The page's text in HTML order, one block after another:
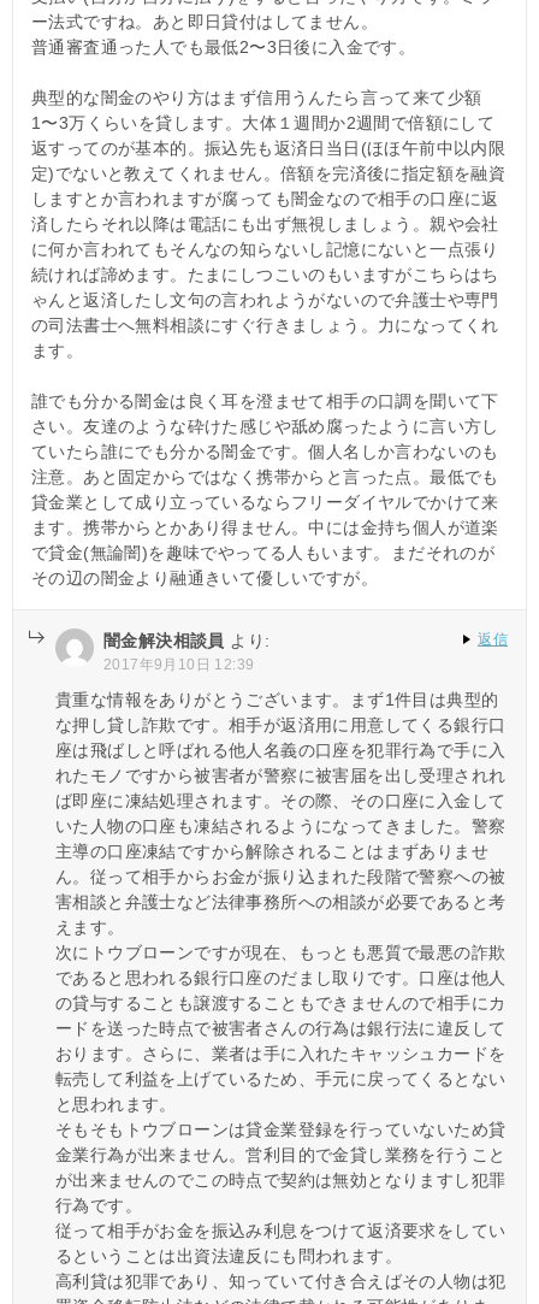
ー法式ですね。あと即日貸付はしてません。
普通審査通った人でも最低2〜3日後に入金です。
典型的な闇金のやり方はまず信用うんたら言って来て少額
1〜3万くらいを貸します。大体１週間か2週間で倍額にして
返すってのが基本的。振込先も返済日当日(ほほ午前中以内限
定)でないと教えてくれません。倍額を完済後に指定額を融資
しますとか言われますが腐っても闇金なので相手の口座に返
済したらそれ以降は電話にも出ず無視しましょう。親や会社
に何か言われてもそんなの知らないし記憶にないと一点張り
続ければ諦めます。たまにしつこいのもいますがこちらはち
ゃんと返済したし文句の言われようがないので弁護士や専門
の司法書士へ無料相談にすぐ行きましょう。力になってくれ
ます。
誰でも分かる闇金は良く耳を澄ませて相手の口調を聞いて下
さい。友達のような砕けた感じや舐め腐ったように言い方し
ていたら誰にでも分かる闇金です。個人名しか言わないのも
注意。あと固定からではなく携帯からと言った点。最低でも
貸金業として成り立っているならフリーダイヤルでかけて来
ます。携帯からとかあり得ません。中には金持ち個人が道楽
で貸金(無論闇)を趣味でやってる人もいます。まだそれのが
その辺の闇金より融通きいて優しいですが。
闇金解決相談員 より:
2017年9月10日 12:39
貴重な情報をありがとうございます。まず1件目は典型的
な押し貸し詐欺です。相手が返済用に用意してくる銀行口
座は飛ばしと呼ばれる他人名義の口座を犯罪行為で手に入
れたモノですから被害者が警察に被害届を出し受理されれ
ば即座に凍結処理されます。その際、その口座に入金して
いた人物の口座も凍結されるようになってきました。警察
主導の口座凍結ですから解除されることはまずありませ
ん。従って相手からお金が振り込まれた段階で警察への被
害相談と弁護士など法律事務所への相談が必要であると考
えます。
次にトウブローンですが現在、もっとも悪質で最悪の詐欺
であると思われる銀行口座のだまし取りです。口座は他人
の貸与することも譲渡することもできませんので相手にカ
ードを送った時点で被害者さんの行為は銀行法に違反して
おります。さらに、業者は手に入れたキャッシュカードを
転売して利益を上げているため、手元に戻ってくるとない
と思われます。
そもそもトウブローンは貸金業登録を行っていないため貸
金業行為が出来ません。営利目的で金貸し業務を行うこと
が出来ませんのでこの時点で契約は無効となりますし犯罪
行為です。
従って相手がお金を振込み利息をつけて返済要求をしてい
るということは出資法違反にも問われます。
高利貸は犯罪であり、知っていて付き合えばその人物は犯
返信